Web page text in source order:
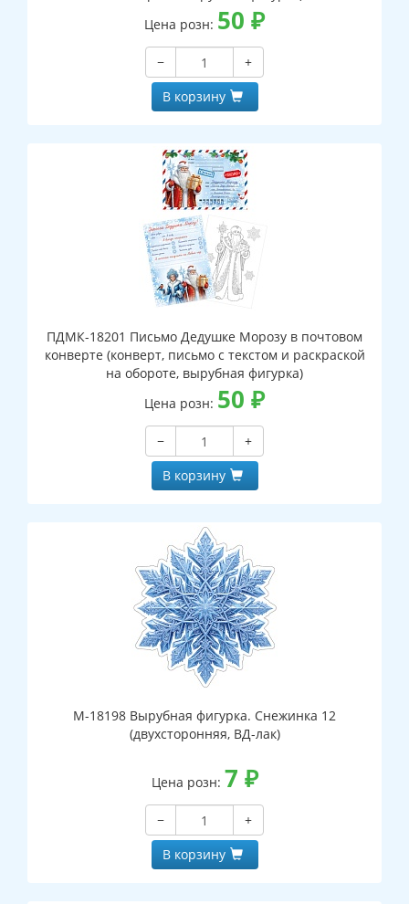
Цена розн: 50 ₽
−
+
В корзину
ПДМК-18201 Письмо Дедушке Морозу в почтовом
конверте (конверт, письмо с текстом и раскраской
на обороте, вырубная фигурка)
Цена розн: 50 ₽
−
+
В корзину
М-18198 Вырубная фигурка. Снежинка 12
(двухсторонняя, ВД-лак)
Цена розн: 7 ₽
−
+
В корзину